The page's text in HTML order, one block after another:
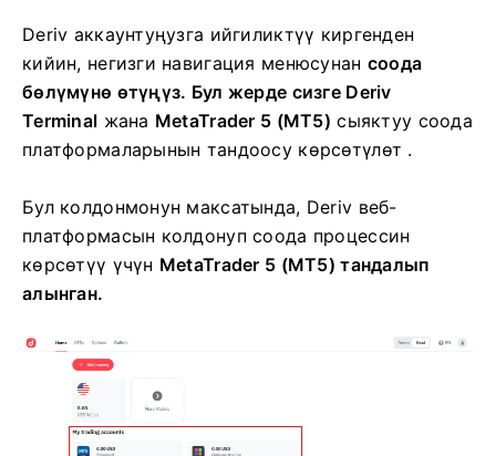
Deriv аккаунтуңузга ийгиликтүү киргенден
кийин, негизги навигация менюсунан соода
бөлүмүнө өтүңүз. Бул жерде сизге Deriv
Terminal жана MetaTrader 5 (MT5) сыяктуу соода
платформаларынын тандоосу көрсөтүлөт .
Бул колдонмонун максатында, Deriv веб-
платформасын колдонуп соода процессин
көрсөтүү үчүн MetaTrader 5 (MT5) тандалып
алынган.